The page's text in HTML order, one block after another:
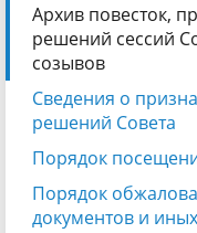
Архив повесток,
решений сессий
созывов
Сведения о
решений Совета
Порядок
Порядок
документов и